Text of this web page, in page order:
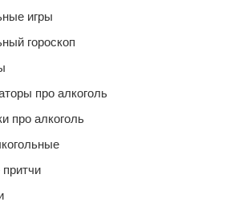
игры
гороскоп
про алкоголь
про алкоголь